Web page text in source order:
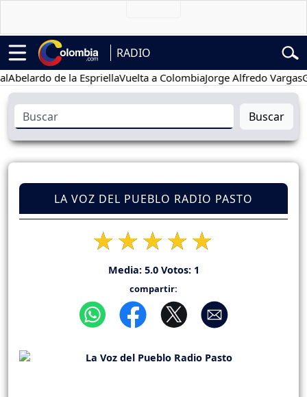
RADIO
de la EspriellaVuelta a ColombiaJorge Alfredo Vargas
Buscar
LA VOZ DEL PUEBLO RADIO PASTO
Media: 5.0Votos: 1
compartir: